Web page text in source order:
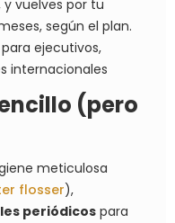
vuelves por tu
según el plan.
ejecutivos,
internacionales
(pero
meticulosa
flosser),
periódicospara